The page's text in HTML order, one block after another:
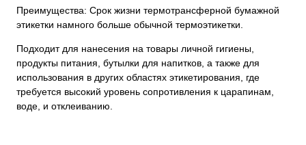
Преимущества: Срок жизни термотрансферной бумажной
этикетки намного больше обычной термоэтикетки.
Подходит для нанесения на товары личной гигиены,
продукты питания, бутылки для напитков, а также для
использования в других областях этикетирования, где
требуется высокий уровень сопротивления к царапинам,
воде, и отклеиванию.